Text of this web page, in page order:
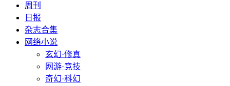
周刊
日报
杂志合集
网络小说
玄幻·修真
网游·竞技
奇幻·科幻